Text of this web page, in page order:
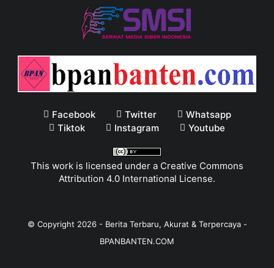
Facebook Twitter
Whatsapp
Tiktok
Instagram Youtube
This work is licensed under a Creative Commons
Attribution 4.0 International License.
© Copyright 2026- Berita Terbaru, Akurat & Terpercaya -
BPANBANTEN.COM